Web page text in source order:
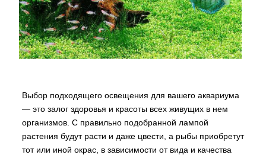
Выбор подходящего освещения для вашего аквариума
— это залог здоровья и красоты всех живущих в нем
организмов. С правильно подобранной лампой
растения будут расти и даже цвести, а рыбы приобретут
тот или иной окрас, в зависимости от вида и качества